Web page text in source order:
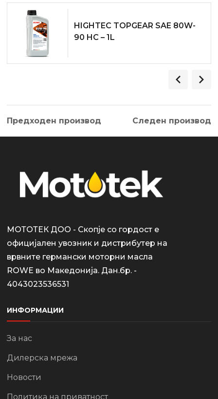
HIGHTEC TOPGEAR SAE 80W-
90 HC – 1L
Предходен производ Следен производ
МОТОТЕК ДОО - Скопје со гордост е
официјален увозник и дистрибутер на
врвните германски моторни масла
ROWE во Македонија. Дан.бр. -
4043023536531
ИНФОРМАЦИИ
За нас
Дилерска мрежа
Новости
Политика на приватност